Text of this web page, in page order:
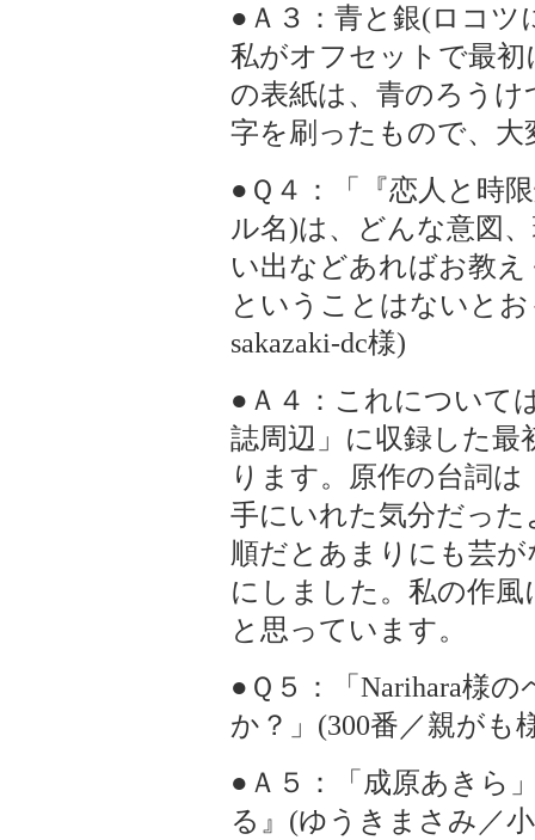
●Ａ３：青と銀(ロコツ
私がオフセットで最初
の表紙は、青のろう
字を刷ったもので、
●Ｑ４：「『恋人と時
ル名)は、どんな意図
い出などあればお教
ということはないと
sakazaki-dc様)
●Ａ４：これについて
誌周辺」に収録した
ります。原作の台詞
手にいれた気分だっ
順だとあまりにも芸
にしました。私の作
と思っています。
●Ｑ５：「Narihara様
か？」(300番／親がも
●Ａ５：「成原あきら
る』(ゆうきまさみ／